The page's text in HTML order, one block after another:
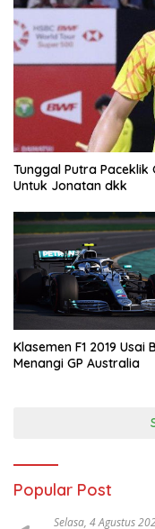
Tunggal Putra Paceklik
Untuk Jonatan dkk
Klasemen F1 2019 Usai
Menangi GP Australia
Popular Post
Selasa, 4 Agustus